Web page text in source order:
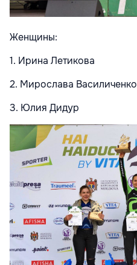
Женщины:
1. Ирина Летикова
2. Мирослава Василиченко
3. Юлия Дидур